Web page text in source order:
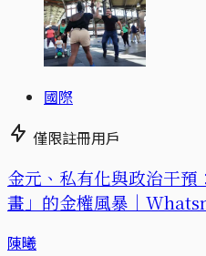
國際
僅限註冊用戶
金元、私有化與政治干
畫」的金權風暴｜
陳曦